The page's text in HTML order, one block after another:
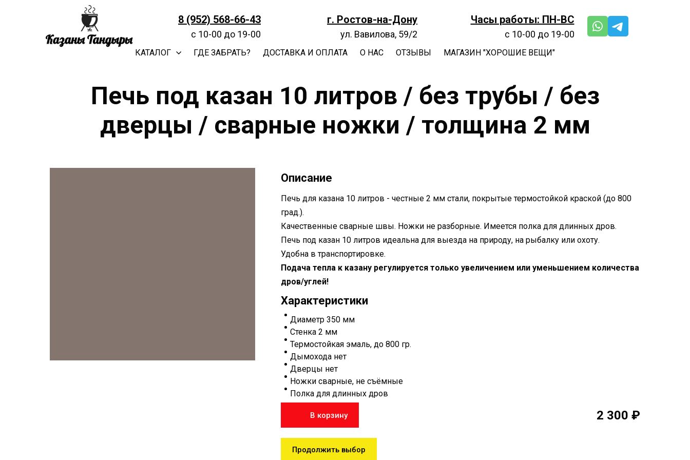
8 (952) 568-66-43
с 10-00 до 19-00
г. Ростов-на-Дону
ул. Вавилова, 59/2
Часы работы: ПН-ВС
с 10-00 до 19-00
КАТАЛОГ ГДЕ ЗАБРАТЬ? ДОСТАВКА И ОПЛАТА О НАС ОТЗЫВЫ МАГАЗИН "ХОРОШИЕ ВЕЩИ"
Печь под казан 10 литров / без трубы / без
дверцы / сварные ножки / толщина 2 мм
Описание
Печь для казана 10 литров - честные 2 мм стали, покрытые термостойкой краской (до 800
град.).
Качественные сварные швы. Ножки не разборные. Имеется полка для длинных дров.
Печь под казан 10 литров идеальна для выезда на природу, на рыбалку или охоту.
Удобна в транспортировке.
Подача тепла к казану регулируется только увеличением или уменьшением количества
дров/углей!
Характеристики
Диаметр 350 мм
Стенка 2 мм
Термостойкая эмаль, до 800 гр.
Дымохода нет
Дверцы нет
Ножки сварные, не съёмные
Полка для длинных дров
В корзину 2 300 ₽
Продолжить выбор